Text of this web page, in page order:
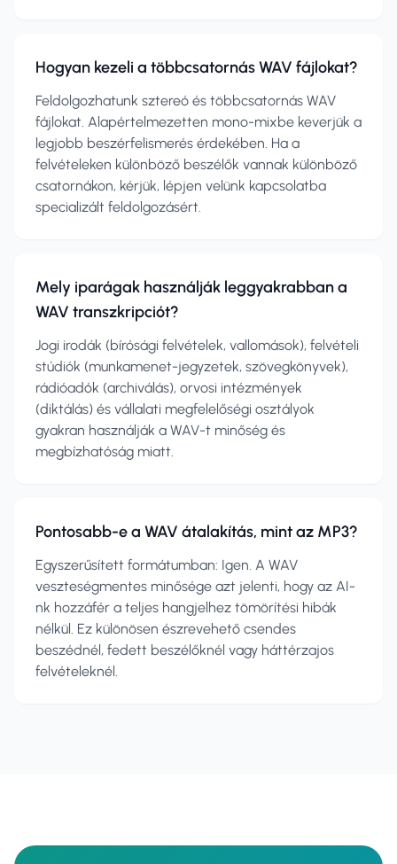
Hogyan kezeli a többcsatornás WAV fájlokat?
Feldolgozhatunk sztereó és többcsatornás WAV
fájlokat. Alapértelmezetten mono-mixbe keverjük a
legjobb beszérfelismerés érdekében. Ha a
felvételeken különböző beszélők vannak különböző
csatornákon, kérjük, lépjen velünk kapcsolatba
specializált feldolgozásért.
Mely iparágak használják leggyakrabban a
WAV transzkripciót?
Jogi irodák (bírósági felvételek, vallomások), felvételi
stúdiók (munkamenet-jegyzetek, szövegkönyvek),
rádióadók (archiválás), orvosi intézmények
(diktálás) és vállalati megfelelőségi osztályok
gyakran használják a WAV-t minőség és
megbízhatóság miatt.
Pontosabb-e a WAV átalakítás, mint az MP3?
Egyszerűsített formátumban: Igen. A WAV
veszteségmentes minősége azt jelenti, hogy az AI-
nk hozzáfér a teljes hangjelhez tömörítési hibák
nélkül. Ez különösen észrevehető csendes
beszédnél, fedett beszélőknél vagy háttérzajos
felvételeknél.